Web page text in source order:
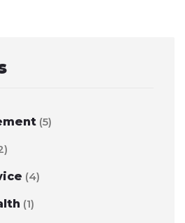
(5)
(4)
(1)